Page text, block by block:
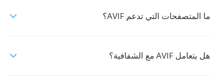
ما المتصفحات التي تدعم AVIF؟
هل يتعامل AVIF مع الشفافية؟